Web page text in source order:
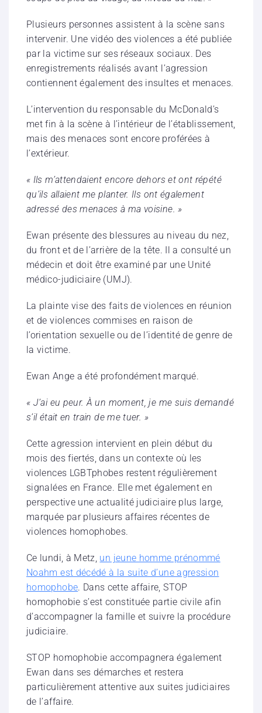
Plusieurs personnes assistent à la scène sans
intervenir. Une vidéo des violences a été publiée
par la victime sur ses réseaux sociaux. Des
enregistrements réalisés avant l’agression
contiennent également des insultes et menaces.
L’intervention du responsable du McDonald’s
met fin à la scène à l’intérieur de l’établissement,
mais des menaces sont encore proférées à
l’extérieur.
« Ils m’attendaient encore dehors et ont répété
qu’ils allaient me planter. Ils ont également
adressé des menaces à ma voisine. »
Ewan présente des blessures au niveau du nez,
du front et de l’arrière de la tête. Il a consulté un
médecin et doit être examiné par une Unité
médico-judiciaire (UMJ).
La plainte vise des faits de violences en réunion
et de violences commises en raison de
l’orientation sexuelle ou de l’identité de genre de
la victime.
Ewan Ange a été profondément marqué.
« J’ai eu peur. À un moment, je me suis demandé
s’il était en train de me tuer. »
Cette agression intervient en plein début du
mois des fiertés, dans un contexte où les
violences LGBTphobes restent régulièrement
signalées en France. Elle met également en
perspective une actualité judiciaire plus large,
marquée par plusieurs affaires récentes de
violences homophobes.
Ce lundi, à Metz, un jeune homme prénommé
Noahm est décédé à la suite d’une agression
homophobe. Dans cette affaire, STOP
homophobie s’est constituée partie civile afin
d’accompagner la famille et suivre la procédure
judiciaire.
STOP homophobie accompagnera également
Ewan dans ses démarches et restera
particulièrement attentive aux suites judiciaires
de l’affaire.